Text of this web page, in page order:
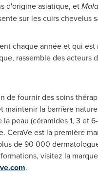
d'origine asiatique, et
sur les cuirs chevelus
chaque année et qui
rassemble des
de fournir des soins
maintenir la barrière
peau (céramides 1, 3 et
CeraVe est la première
de 90 000
visitez la
.